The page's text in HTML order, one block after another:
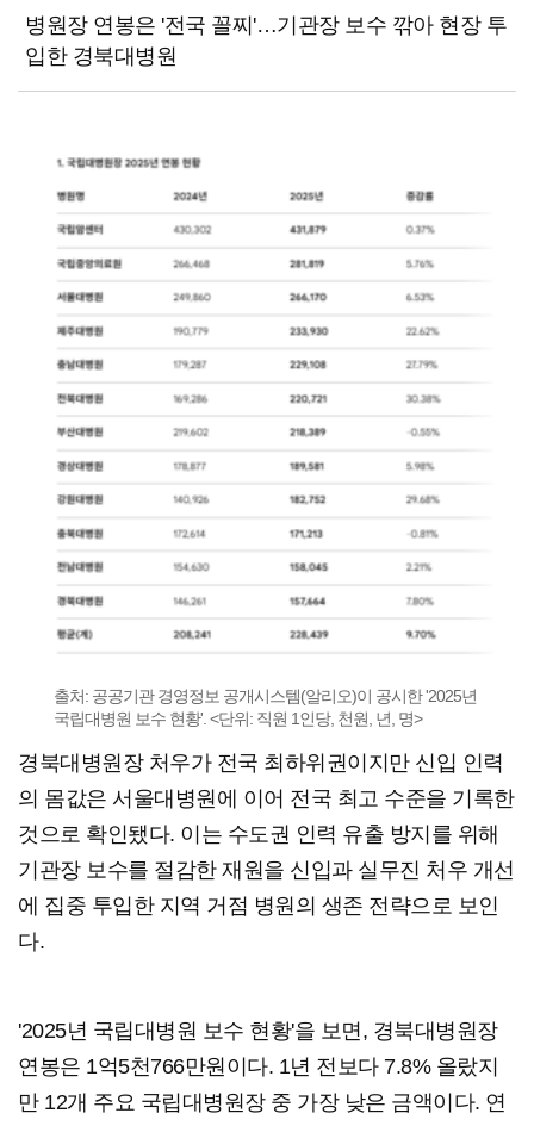
병원장 연봉은 '전국 꼴찌'…기관장 보수 깎아 현장 투
입한 경북대병원
출처: 공공기관 경영정보 공개시스템(알리오)이 공시한 '2025년
국립대병원 보수 현황'. <단위: 직원 1인당, 천원, 년, 명>
경북대병원장 처우가 전국 최하위권이지만 신입 인력
의 몸값은 서울대병원에 이어 전국 최고 수준을 기록한
것으로 확인됐다. 이는 수도권 인력 유출 방지를 위해
기관장 보수를 절감한 재원을 신입과 실무진 처우 개선
에 집중 투입한 지역 거점 병원의 생존 전략으로 보인
다.
'2025년 국립대병원 보수 현황'을 보면, 경북대병원장
연봉은 1억5천766만원이다. 1년 전보다 7.8% 올랐지
만 12개 주요 국립대병원장 중 가장 낮은 금액이다. 연